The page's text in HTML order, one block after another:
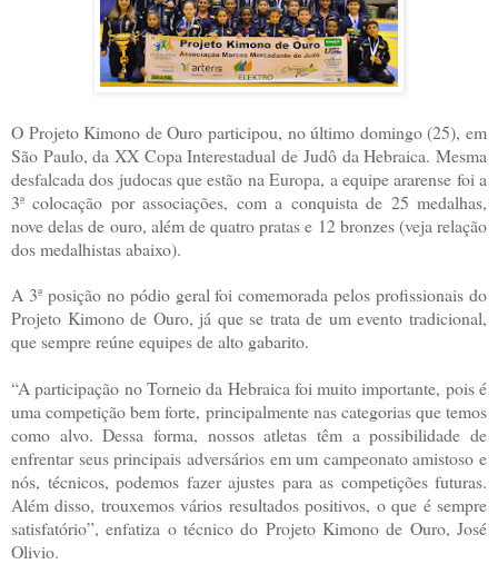
O Projeto Kimono de Ouro participou, no último domingo (25), em
São Paulo, da XX Copa Interestadual de Judô da Hebraica. Mesma
desfalcada dos judocas que estão na Europa, a equipe ararense foi a
3ª colocação por associações, com a conquista de 25 medalhas,
nove delas de ouro, além de quatro pratas e 12 bronzes (veja relação
dos medalhistas abaixo).
A 3ª posição no pódio geral foi comemorada pelos profissionais do
Projeto Kimono de Ouro, já que se trata de um evento tradicional,
que sempre reúne equipes de alto gabarito.
“A participação no Torneio da Hebraica foi muito importante, pois é
uma competição bem forte, principalmente nas categorias que temos
como alvo. Dessa forma, nossos atletas têm a possibilidade de
enfrentar seus principais adversários em um campeonato amistoso e
nós, técnicos, podemos fazer ajustes para as competições futuras.
Além disso, trouxemos vários resultados positivos, o que é sempre
satisfatório”, enfatiza o técnico do Projeto Kimono de Ouro, José
Olivio.